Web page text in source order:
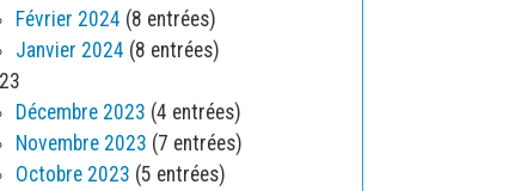
Février 2024 (8 entrées)
Janvier 2024 (8 entrées)
Décembre 2023 (4 entrées)
Novembre 2023 (7 entrées)
Octobre 2023 (5 entrées)